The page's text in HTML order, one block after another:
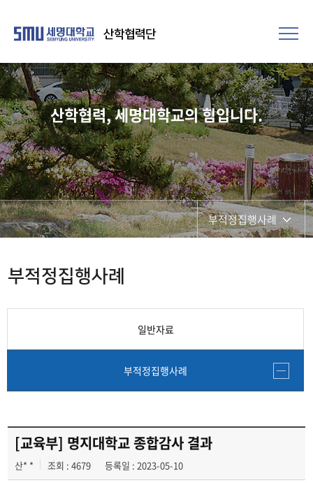
산학협력단
산학협력, 세명대학교의 힘입니다.
부적정집행사례
부적정집행사례
일반자료
부적정집행사례
[교육부] 명지대학교 종합감사 결과
산* * 조회 : 4679 등록일 : 2023-05-10